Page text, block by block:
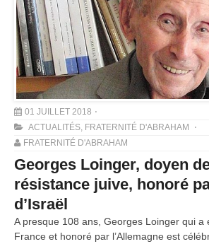
01 JUILLET 2018
ACTUALITÉS, FRATERNITÉ D'ABRAHAM
FRATERNITÉ D'ABRAHAM
Georges Loinger, doyen
résistance juive, honoré
d’Israël
A presque 108 ans, Georges Loinger qui a
France et honoré par l’Allemagne est